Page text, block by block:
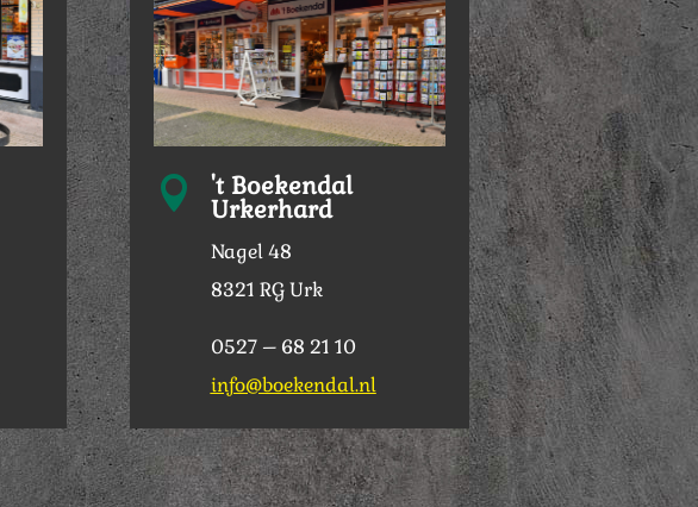
 't Boekendal
Urkerhard
Nagel 48
8321 RG Urk
0527 – 68 21 10
info@boekendal.nl